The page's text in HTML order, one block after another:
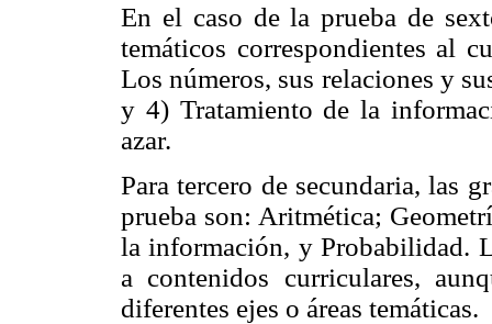
En el caso de la prueba de
temáticos correspondientes al
Los números, sus relaciones y
y 4) Tratamiento de la
azar.
Para tercero de secundaria, las
prueba son: Aritmética;
la información, y Probabilidad.
a contenidos curriculares,
diferentes ejes o áreas temáticas.